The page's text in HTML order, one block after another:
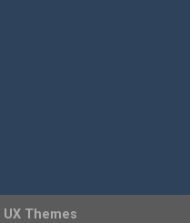
UX Themes